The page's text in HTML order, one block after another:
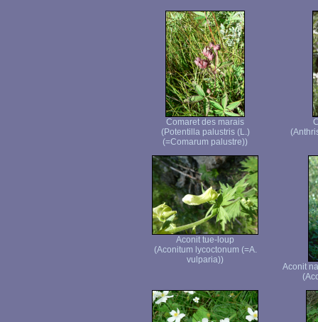
Comaret des marais
(Potentilla palustris (L.)
(=Comarum palustre))
Aconit tue-loup
(Aconitum lycoctonum (=A.
vulparia))
Aconit